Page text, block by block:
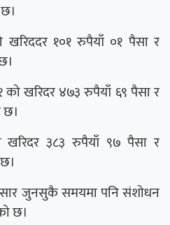
१०१ रुपैयाँ ०१ पैसा र
खरिदर ४७३ रुपैयाँ ६९ पैसा र
३८३ रुपैयाँ ९७ पैसा र
जुनसुकै समयमा पनि संशोधन
छ।